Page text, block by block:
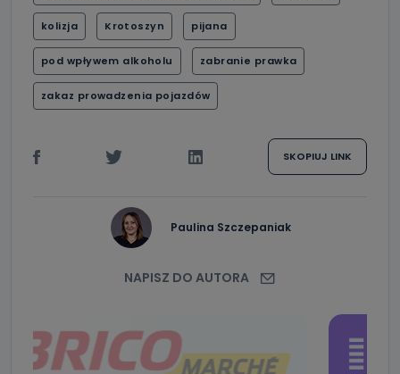
kolizja Krotoszyn pijana
pod wpływem alkoholu zabranie prawka
zakaz prowadzenia pojazdów
SKOPIUJ LINK
Paulina Szczepaniak
NAPISZ DO AUTORA